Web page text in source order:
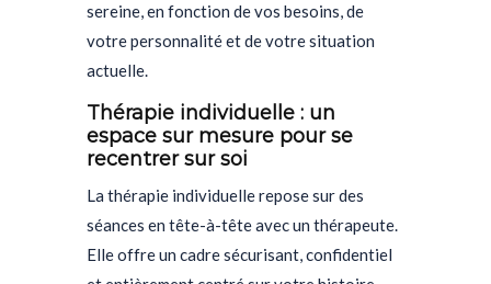
sereine, en fonction de vos besoins, de
votre personnalité et de votre situation
actuelle.
Thérapie individuelle : un
espace sur mesure pour se
recentrer sur soi
La thérapie individuelle repose sur des
séances en tête-à-tête avec un thérapeute.
Elle offre un cadre sécurisant, confidentiel